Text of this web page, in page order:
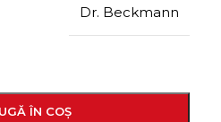
Dr. Beckmann
ÎN COȘ